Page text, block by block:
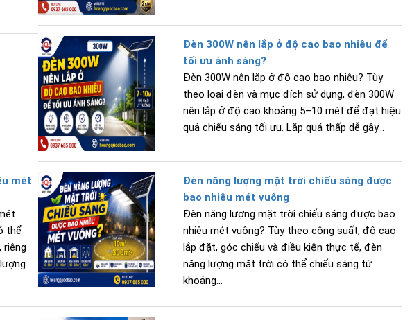
Đèn 300W nên lắp ở độ cao bao nhiêu để
tối ưu ánh sáng?
Đèn 300W nên lắp ở độ cao bao nhiêu? Tùy
theo loại đèn và mục đích sử dụng, đèn 300W
nên lắp ở độ cao khoảng 5–10 mét để đạt hiệu
quả chiếu sáng tối ưu. Lắp quá thấp dễ gây...
mét
thể
riêng
Đèn năng lượng mặt trời chiếu sáng được
bao nhiêu mét vuông
Đèn năng lượng mặt trời chiếu sáng được bao
nhiêu mét vuông? Tùy theo công suất, độ cao
lắp đặt, góc chiếu và điều kiện thực tế, đèn
năng lượng mặt trời có thể chiếu sáng từ
khoảng...